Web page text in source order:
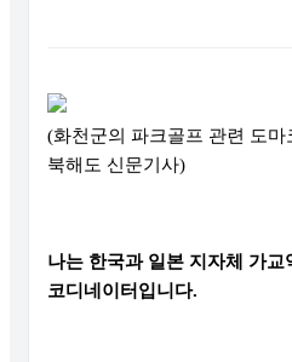
(화천군의 파크골프 관련 도마
북해도 신문기사)
나는 한국과 일본 지자체 가교
코디네이터입니다.